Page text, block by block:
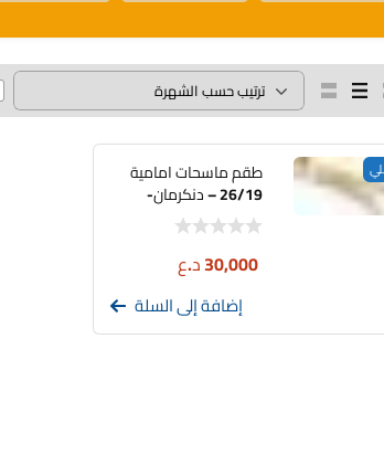
طقم ماسحات امامية
26/19 – دنكرمان-
VD10023
30,000د.ع
إضافة إلى السلة